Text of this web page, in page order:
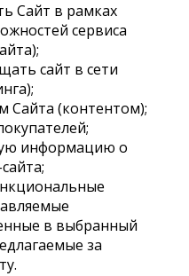
Сайт в рамках
сервиса
сайт в сети
Сайта (контентом);
информацию о
в выбранный
за